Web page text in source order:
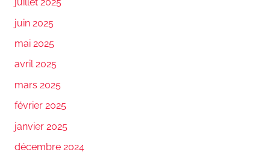
juin 2025
mai 2025
avril 2025
mars 2025
février 2025
janvier 2025
décembre 2024